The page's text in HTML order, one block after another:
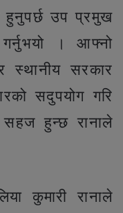
हुनुपर्छ उप प्रमुख
। आफ्नो
स्थानीय सरकार
सदुपयोग गरि
सहज हुन्छ रानाले
कुमारी रानाले